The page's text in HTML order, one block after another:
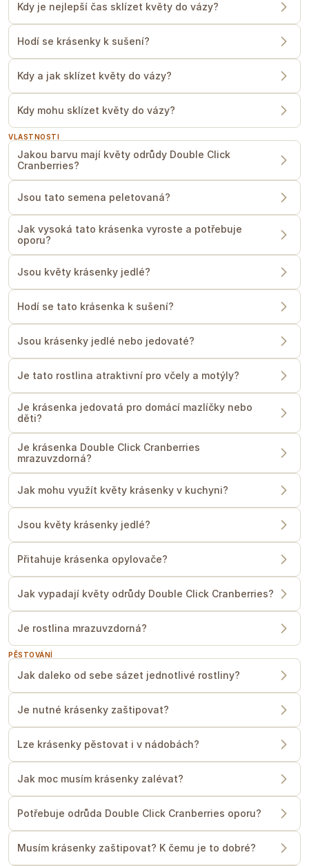
Kdy je nejlepší čas sklízet květy do vázy?
Hodí se krásenky k sušení?
Kdy a jak sklízet květy do vázy?
Kdy mohu sklízet květy do vázy?
VLASTNOSTI
Jakou barvu mají květy odrůdy Double Click
Cranberries?
Jsou tato semena peletovaná?
Jak vysoká tato krásenka vyroste a potřebuje
oporu?
Jsou květy krásenky jedlé?
Hodí se tato krásenka k sušení?
Jsou krásenky jedlé nebo jedovaté?
Je tato rostlina atraktivní pro včely a motýly?
Je krásenka jedovatá pro domácí mazlíčky nebo
děti?
Je krásenka Double Click Cranberries
mrazuvzdorná?
Jak mohu využít květy krásenky v kuchyni?
Jsou květy krásenky jedlé?
Přitahuje krásenka opylovače?
Jak vypadají květy odrůdy Double Click Cranberries?
Je rostlina mrazuvzdorná?
PĚSTOVÁNÍ
Jak daleko od sebe sázet jednotlivé rostliny?
Je nutné krásenky zaštipovat?
Lze krásenky pěstovat i v nádobách?
Jak moc musím krásenky zalévat?
Potřebuje odrůda Double Click Cranberries oporu?
Musím krásenky zaštipovat? K čemu je to dobré?